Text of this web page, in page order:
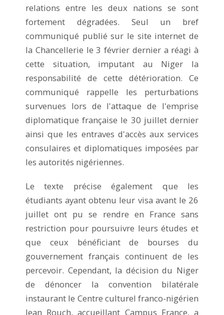
relations entre les deux nations se sont
fortement dégradées. Seul un bref
communiqué publié sur le site internet de
la Chancellerie le 3 février dernier a réagi à
cette situation, imputant au Niger la
responsabilité de cette détérioration. Ce
communiqué rappelle les perturbations
survenues lors de l'attaque de l'emprise
diplomatique française le 30 juillet dernier
ainsi que les entraves d'accès aux services
consulaires et diplomatiques imposées par
les autorités nigériennes.
Le texte précise également que les
étudiants ayant obtenu leur visa avant le 26
juillet ont pu se rendre en France sans
restriction pour poursuivre leurs études et
que ceux bénéficiant de bourses du
gouvernement français continuent de les
percevoir. Cependant, la décision du Niger
de dénoncer la convention bilatérale
instaurant le Centre culturel franco-nigérien
Jean Rouch, accueillant Campus France, a